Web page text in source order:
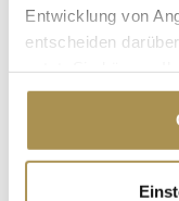
Entwicklung von
entscheiden
Cookie-Erklärung
Trigger Symbol